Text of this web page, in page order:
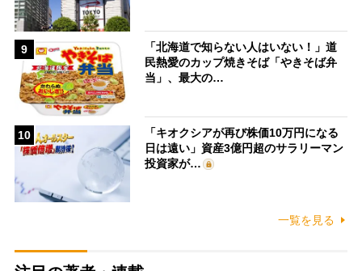
9
「北海道で知らない人はいない！」道
民熱愛のカップ焼きそば「やきそば弁
当」、最大の…
10
「キオクシアが再び株価10万円になる
日は遠い」資産3億円超のサラリーマン
投資家が…
一覧を見る